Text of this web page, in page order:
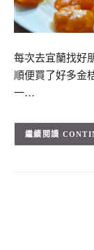
每次去宜蘭找好
順便買了好多金
一…